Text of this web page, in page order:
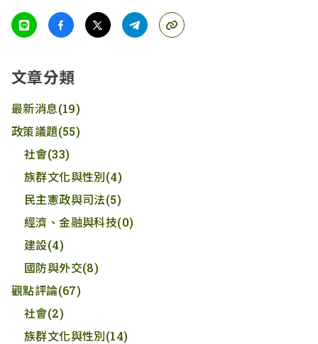
文章分類
最新消息(19)
政策議題(55)
社會(33)
族群文化與性別(4)
民主憲政與司法(5)
經濟、金融與科技(0)
建設(4)
國防與外交(8)
觀點評論(67)
社會(2)
族群文化與性別(14)